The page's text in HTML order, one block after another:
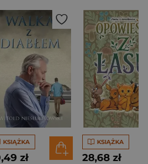
KSIĄŻKA
zł
KSIĄŻKA
28,68 zł